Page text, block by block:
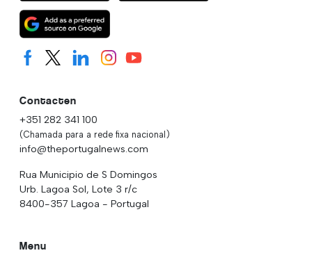
Contacten
+351 282 341 100
(Chamada para a rede fixa nacional)
info@theportugalnews.com
Rua Municipio de S Domingos
Urb. Lagoa Sol, Lote 3 r/c
8400-357 Lagoa - Portugal
Menu